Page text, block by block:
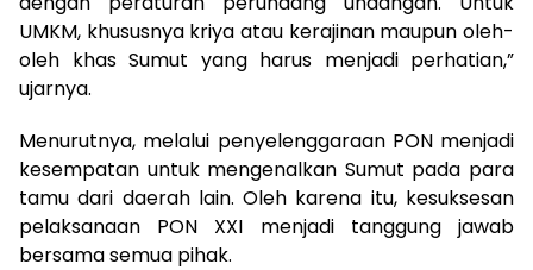
UMKM, khususnya kriya atau kerajinan maupun oleh-
oleh khas Sumut yang harus menjadi perhatian,”
ujarnya.
Menurutnya, melalui penyelenggaraan PON menjadi
kesempatan untuk mengenalkan Sumut pada para
tamu dari daerah lain. Oleh karena itu, kesuksesan
pelaksanaan PON XXI menjadi tanggung jawab
bersama semua pihak.